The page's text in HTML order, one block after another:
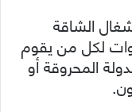
بالأشغال الشاقة
لكل من يقوم
المحروقة أو